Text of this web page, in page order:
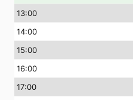
13:00
14:00
15:00
16:00
17:00